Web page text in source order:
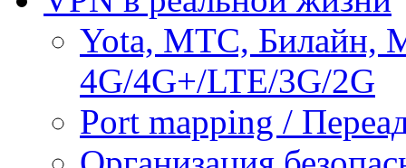
Yota, МТС, Билайн,
4G/4G+/LTE/3G/2G
Port mapping /